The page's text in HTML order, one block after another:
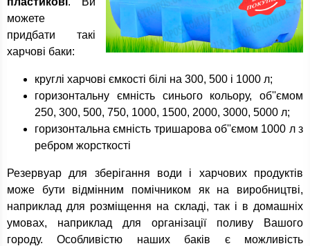
можете
придбати такі
харчові баки:
круглі харчові ємкості білі на 300, 500 і 1000 л;
горизонтальну ємність синього кольору, об''ємом
250, 300, 500, 750, 1000, 1500, 2000, 3000, 5000 л;
горизонтальна ємність тришарова об''ємом 1000 л з
ребром жорсткості
Резервуар для зберігання води і харчових продуктів
може бути відмінним помічником як на виробництві,
наприклад для розміщення на складі, так і в домашніх
умовах, наприклад для організації поливу Вашого
городу. Особливістю наших баків є можливість